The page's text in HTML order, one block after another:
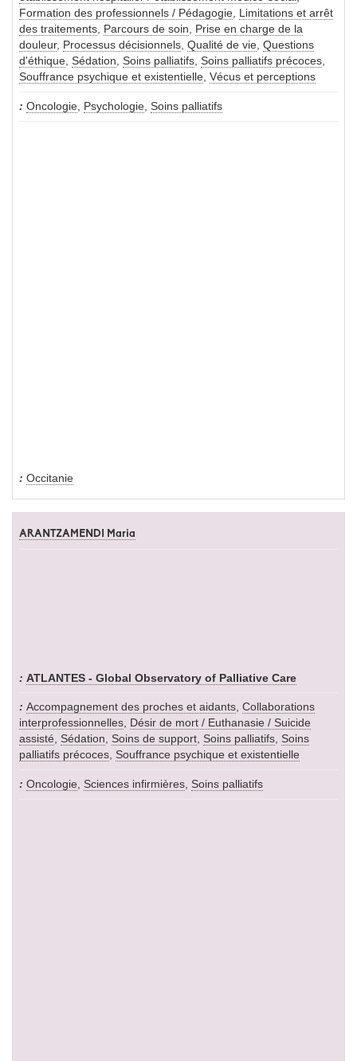
Formation des professionnels / Pédagogie, Limitations et arrêt
des traitements, Parcours de soin, Prise en charge de la
douleur, Processus décisionnels, Qualité de vie, Questions
d'éthique, Sédation, Soins palliatifs, Soins palliatifs précoces,
Souffrance psychique et existentielle, Vécus et perceptions
Oncologie, Psychologie, Soins palliatifs
Occitanie
ARANTZAMENDI Maria
ATLANTES - Global Observatory of Palliative Care
Accompagnement des proches et aidants Collaborations
interprofessionnelles Désir de mort / Euthanasie / Suicide
assisté
Sédation Soins de support Soins palliatifs Soins
palliatifs précoces Souffrance psychique et existentielle
Oncologie Sciences infirmières Soins palliatifs